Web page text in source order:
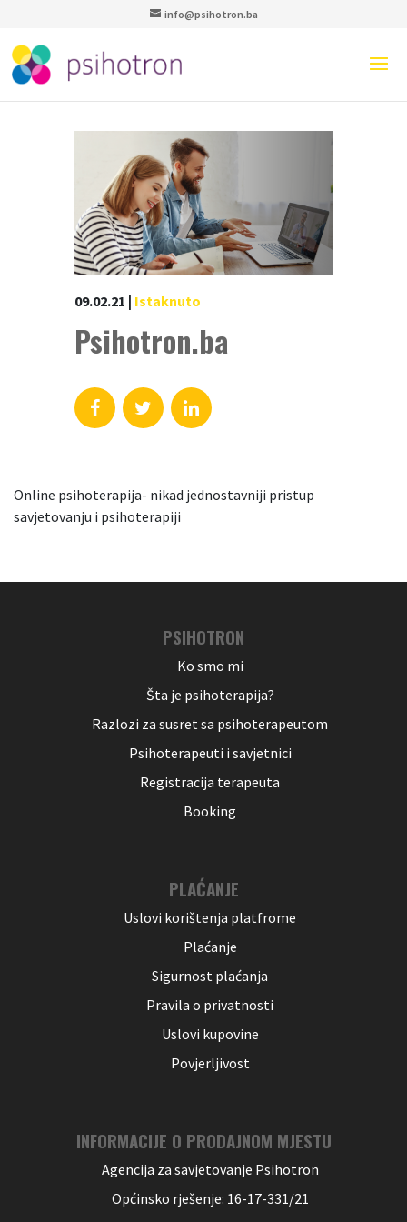
info@psihotron.ba
09.02.21 | Istaknuto
Psihotron.ba
Online psihoterapija- nikad jednostavniji pristup
savjetovanju i psihoterapiji
PSIHOTRON
Ko smo mi
Šta je psihoterapija?
Razlozi za susret sa psihoterapeutom
Psihoterapeuti i savjetnici
Registracija terapeuta
Booking
PLAĆANJE
Uslovi korištenja platfrome
Plaćanje
Sigurnost plaćanja
Pravila o privatnosti
Uslovi kupovine
Povjerljivost
INFORMACIJE O PRODAJNOM MJESTU
Agencija za savjetovanje Psihotron
Općinsko rješenje: 16-17-331/21